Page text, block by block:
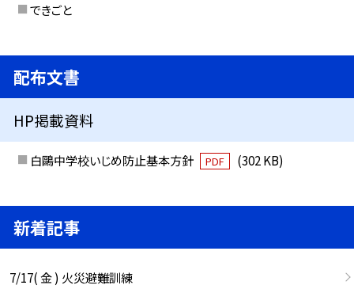
できごと
配布文書
HP掲載資料
白鷗中学校いじめ防止基本方針 PDF (302 KB)
新着記事
7/17( 金 ) 火災避難訓練